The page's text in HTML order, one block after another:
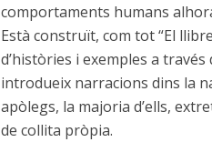
comportaments humans
Està construït, com tot “El
d’històries i exemples a
introdueix narracions dins la
apòlegs, la majoria d’ells,
de collita pròpia.